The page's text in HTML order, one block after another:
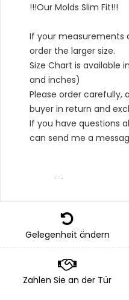
!!!Our Molds Slim Fit!!!
If your measurements
order the larger size.
Size Chart is available
and inches)
Please order carefully,
buyer in return and
If you have questions
can send me a
Material Type :
*Outer: 100% Cotton,
*Bottom: 100% Cotton,
*Lining: 100% Cotton
PACKAGE INCLUDED : 1
Apron
Gelegenheit ändern
Zahlen Sie an der Tür